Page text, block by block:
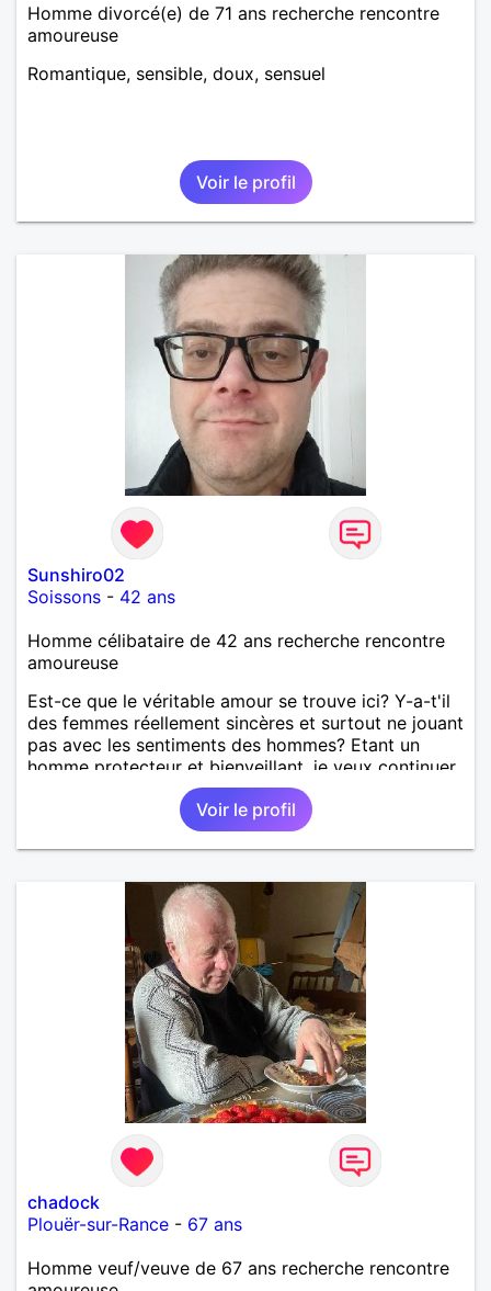
Homme divorcé(e) de 71 ans recherche rencontre
amoureuse
Romantique, sensible, doux, sensuel
Voir le profil
Sunshiro02
Soissons - 42 ans
Homme célibataire de 42 ans recherche rencontre
amoureuse
Est-ce que le véritable amour se trouve ici? Y-a-t'il
des femmes réellement sincères et surtout ne jouant
pas avec les sentiments des hommes? Etant un
homme protecteur et bienveillant, je veux continuer
d'y croire et pouvoir enfin former la petite famille
que je désir temps. Faux profil, profiteuse et autres
joyeuseté passer votre chemin, vous ne
m'intéressez pas du tout!
Voir le profil
chadock
Plouër-sur-Rance - 67 ans
Homme veuf/veuve de 67 ans recherche rencontre